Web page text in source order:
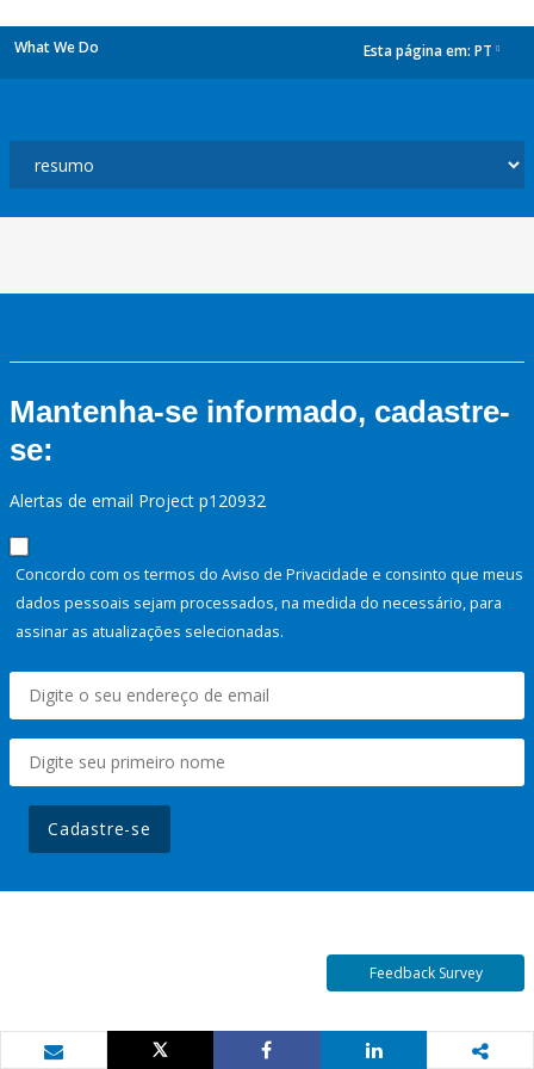
What We Do Esta página em: PT
Mantenha-se informado, cadastre-
se:
Alertas de email Project p120932
Concordo com os termos do Aviso de Privacidade e consinto que meus
dados pessoais sejam processados, na medida do necessário, para
assinar as atualizações selecionadas.
Cadastre-se
Feedback Survey